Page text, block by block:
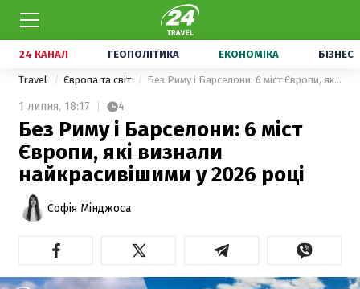
24 КАНАЛ ГЕОПОЛІТИКА ЕКОНОМІКА БІЗНЕС
Travel Європа та світ Без Риму і Барселони: 6 міст Європи, які визнали найкрасивішими у 2026 році
1 липня, 18:17 4
Без Риму і Барселони: 6 міст
Європи, які визнали
найкрасивішими у 2026 році
Софія Мінджоса